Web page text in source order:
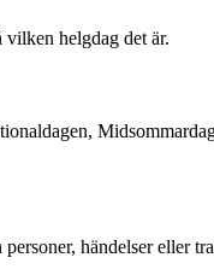
vilken helgdag det är.
händelser eller